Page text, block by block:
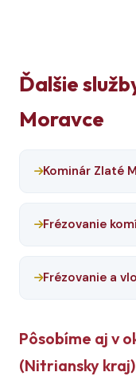
Ďalšie
Moravce
Kominár Zlaté
Frézovanie
Frézovanie a
Pôsobíme aj v
(Nitriansky kraj)